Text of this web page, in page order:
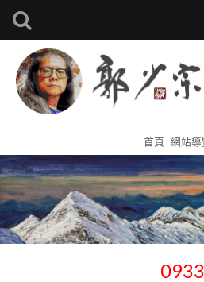
首頁 網站導
歡迎官網